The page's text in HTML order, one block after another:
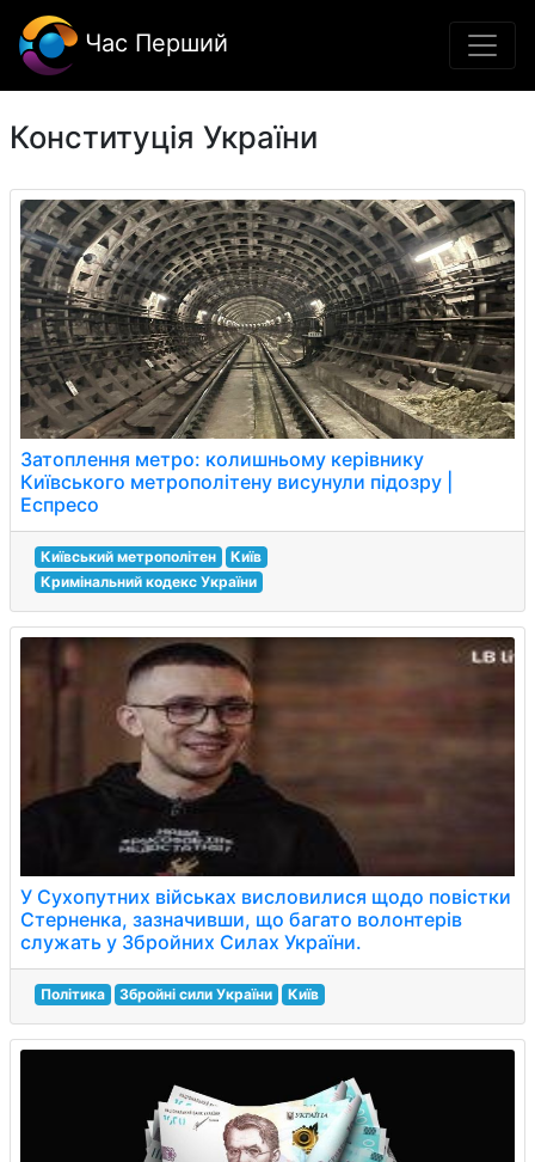
Час Перший
Конституція України
Затоплення метро: колишньому керівнику
Київського метрополітену висунули підозру |
Еспресо
Київський метрополітен
Київ
Кримінальний кодекс України
У Сухопутних військах висловилися щодо повістки
Стерненка, зазначивши, що багато волонтерів
служать у Збройних Силах України.
Політика Збройні сили України Київ